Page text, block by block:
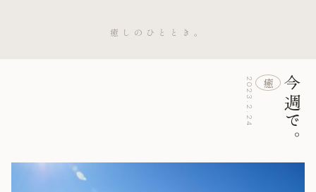
癒しのひととき。
今週で。
癒
2023.2.24